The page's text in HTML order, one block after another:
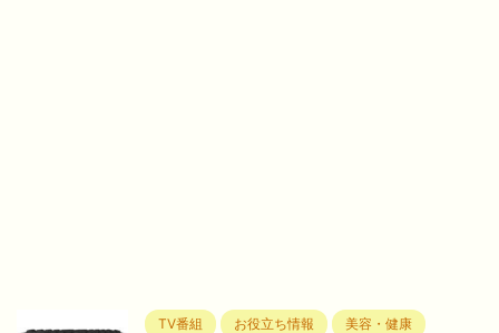
TV番組 お役立ち情報 美容・健康